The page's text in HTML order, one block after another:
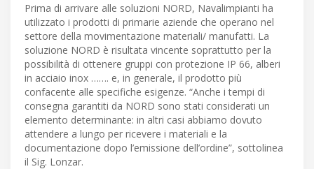
Prima di arrivare alle soluzioni NORD, Navalimpianti ha
utilizzato i prodotti di primarie aziende che operano nel
settore della movimentazione materiali/ manufatti. La
soluzione NORD è risultata vincente soprattutto per la
possibilità di ottenere gruppi con protezione IP 66, alberi
in acciaio inox ……. e, in generale, il prodotto più
confacente alle specifiche esigenze. “Anche i tempi di
consegna garantiti da NORD sono stati considerati un
elemento determinante: in altri casi abbiamo dovuto
attendere a lungo per ricevere i materiali e la
documentazione dopo l’emissione dell’ordine”, sottolinea
il Sig. Lonzar.